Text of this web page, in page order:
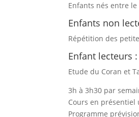
Enfants nés entre
Enfants non
Répétition des
Enfant lecteurs :
Etude du Coran et
3h à 3h30 par
Cours en
Programme